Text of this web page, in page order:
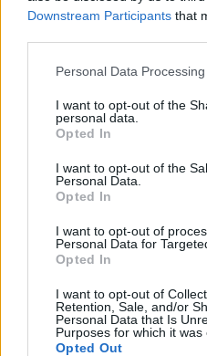
Downstream Participants that
Please note that this website/
not limited to your visit or
grant or deny consent to
use your data for below
consent section.
Personal Data
I want to opt-out of the
personal data.
Opted In
I want to opt-out of the
Personal Data.
Opted In
I want to opt-out of
Personal Data for
Opted In
I want to opt-out of
Retention, Sale, and/or
Personal Data that Is
Purposes for which it was
Opted Out
Hát ezek hülyék!
Határátkelő•2019. április 19.
A címben idézett
érkező magyar
műanyagcsatornában a
kultúrsokkok az embert,
beköltözik az első
tényleg…